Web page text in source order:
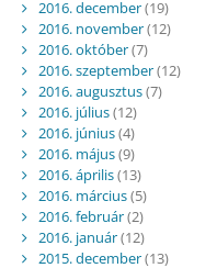
2016. december(19)
2016. november(12)
2016. október(7)
2016. szeptember(12)
2016. augusztus(7)
2016. július(12)
2016. június(4)
2016. május(9)
2016. április(13)
2016. március(5)
2016. február(2)
2016. január(12)
2015. december(13)